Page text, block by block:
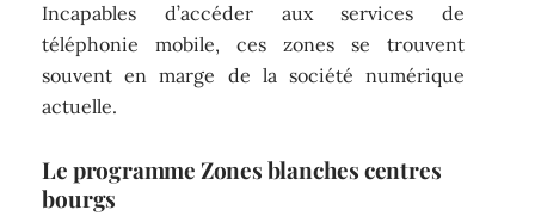
Incapables d’accéder aux services de
téléphonie mobile, ces zones se trouvent
souvent en marge de la société numérique
actuelle.
Le programme Zones blanches centres
bourgs